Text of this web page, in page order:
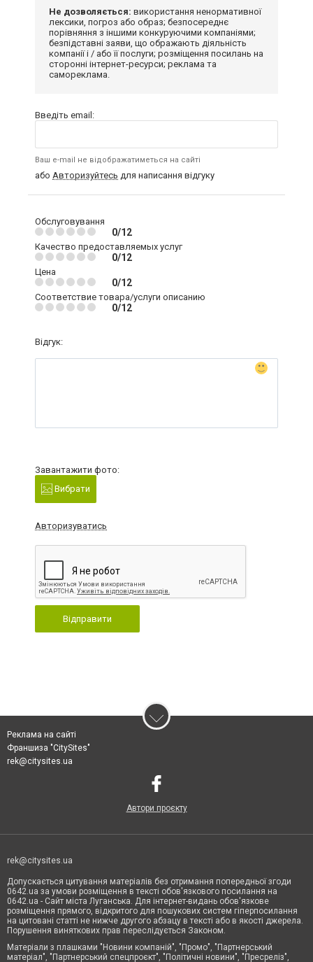
Не дозволяється: використання ненормативної
лексики, погроз або образ; безпосереднє
порівняння з іншими конкуруючими компаніями;
безпідставні заяви, що ображають діяльність
компанії і / або її послуги; розміщення посилань на
сторонні інтернет-ресурси; реклама та
самореклама.
Введіть email:
Ваш e-mail не відображатиметься на сайті
або Авторизуйтесь для написання відгуку
Обслуговування
0/12
Качество предоставляемых услуг
0/12
Цена
0/12
Соответствие товара/услуги описанию
0/12
Відгук:
Завантажити фото:
Вибрати
Авторизуватись
Відправити
Реклама на сайті
Франшиза "CitySites"
rek@citysites.ua
Автори проєкту
rek@citysites.ua
Допускається цитування матеріалів без отримання попередньої згоди
0642.ua за умови розміщення в тексті обов'язкового посилання на
0642.ua - Сайт міста Луганська. Для інтернет-видань обов'язкове
розміщення прямого, відкритого для пошукових систем гіперпосилання
на цитовані статті не нижче другого абзацу в тексті або в якості джерела.
Порушення виняткових прав переслідується Законом.
Матеріали з плашками "Новини компаній", "Промо", "Партнерський
матеріал", "Партнерський спецпроєкт", "Політичні новини", "Пресреліз",